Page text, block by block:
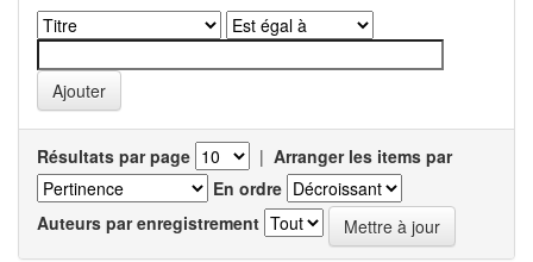
Résultats par page | Arranger les items par
En ordre
Auteurs par enregistrement